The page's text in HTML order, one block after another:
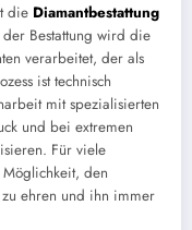
die Diamantbestattung
Bestattung wird die
verarbeitet, der als
ist technisch
mit spezialisierten
und bei extremen
Für viele
den
ehren und ihn immer